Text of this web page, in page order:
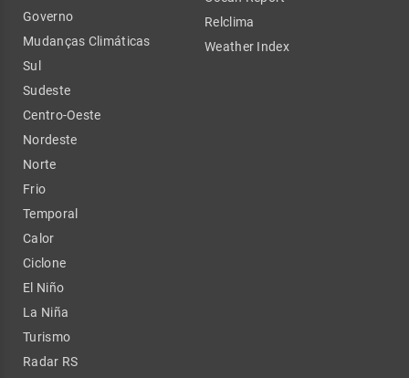
Governo
Mudanças Climáticas
Sul
Sudeste
Centro-Oeste
Nordeste
Norte
Frio
Temporal
Calor
Ciclone
El Niño
La Niña
Turismo
Radar RS
Relclima
Weather Index